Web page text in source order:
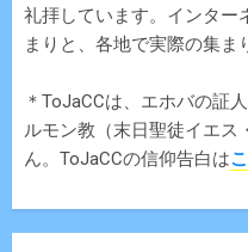
礼拝しています。インター
まりと、各地で実際の集ま
＊ToJaCCは、エホバの証
ルモン教（末日聖徒イエス
ん。ToJaCCの信仰告白は